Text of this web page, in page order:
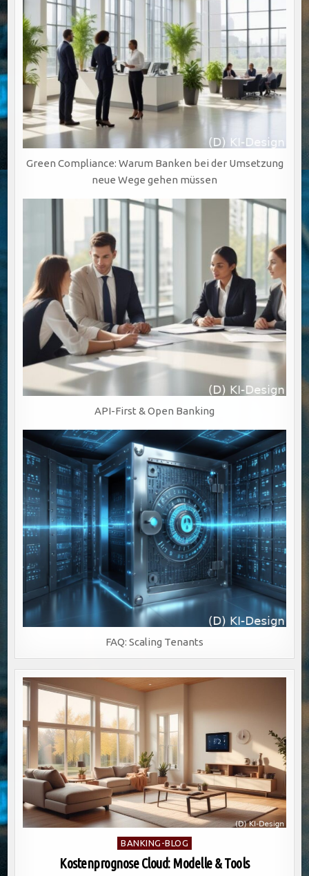
Green Compliance: Warum Banken bei der Umsetzung
neue Wege gehen müssen
API-First & Open Banking
FAQ: Scaling Tenants
Posted
in
BANKING-BLOG
Kostenprognose Cloud: Modelle & Tools